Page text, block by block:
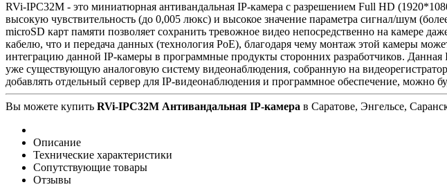
RVi-IPC32M - это миниатюрная антивандальная IP-камера с разрешением Full HD
высокую чувствительность (до 0,005 люкс) и высокое значение параметра сигнал/шум
microSD карт памяти позволяет сохранить тревожное видео непосредственно на камере
кабелю, что и передача данных (технология PoE), благодаря чему монтаж этой камеры
интеграцию данной IP-камеры в программные продукты сторонних разработчиков.
уже существующую аналоговую систему видеонаблюдения, собранную на
добавлять отдельный сервер для IP-видеонаблюдения и программное обеспечение, можно
Вы можете купить RVi-IPC32M Антивандальная IP-камера в Саратове, Энгельсе,
Описание
Технические характеристики
Сопутствующие товары
Отзывы